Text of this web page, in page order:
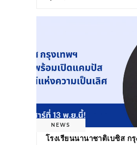
NEWS
โรงเรียนนานาชาติเบซิส กรุ